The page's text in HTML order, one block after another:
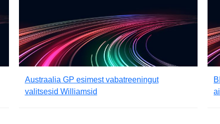
Austraalia GP esimest vabatreeningut
valitsesid Williamsid